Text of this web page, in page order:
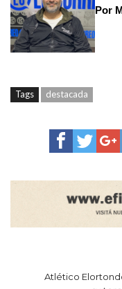
Por
Tags destacada
Atlético